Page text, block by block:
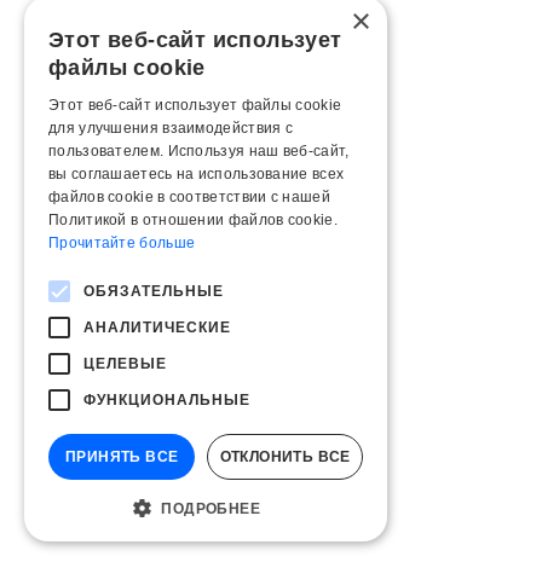
×
Этот веб-сайт использует
файлы cookie
Этот веб-сайт использует файлы cookie
для улучшения взаимодействия с
пользователем. Используя наш веб-сайт,
вы соглашаетесь на использование всех
файлов cookie в соответствии с нашей
Политикой в ​​отношении файлов cookie.
Прочитайте больше
ОБЯЗАТЕЛЬНЫЕ
АНАЛИТИЧЕСКИЕ
ЦЕЛЕВЫЕ
ФУНКЦИОНАЛЬНЫЕ
ПРИНЯТЬ ВСЕ ОТКЛОНИТЬ ВСЕ
ПОДРОБНЕЕ